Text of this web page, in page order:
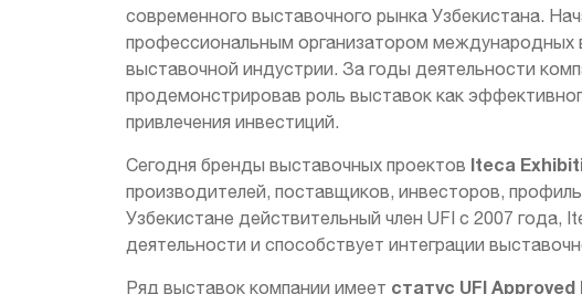
современного выставочного рынка Узбекистана.
профессиональным организатором международных
выставочной индустрии. За годы деятельности
продемонстрировав роль выставок как
привлечения инвестиций.
Сегодня бренды выставочных проектов Iteca
производителей, поставщиков, инвесторов,
Узбекистане действительный член UFI с 2007
деятельности и способствует интеграции
Ряд выставок компании имеет статус UFI Approved